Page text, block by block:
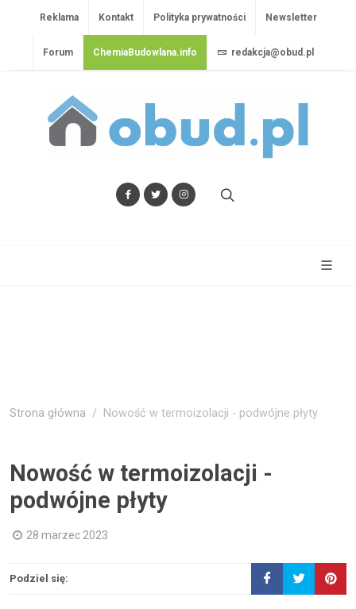
Reklama Kontakt Polityka prywatności Newsletter
Forum ChemiaBudowlana.info redakcja@obud.pl
Strona główna Nowość w termoizolacji - podwójne płyty
Nowość w termoizolacji -
podwójne płyty
28 marzec 2023
Podziel się: